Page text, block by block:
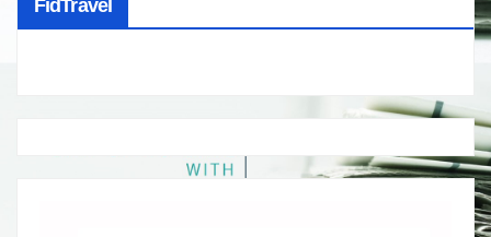
FidTravel